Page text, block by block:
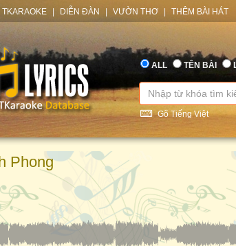
TKARAOKE DIỄN ĐÀN VƯỜN THƠ THÊM BÀI HÁT
ALL TÊN BÀI
Gõ Tiếng Việt
Phong